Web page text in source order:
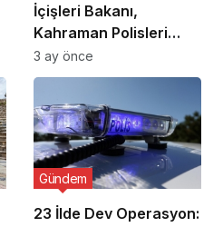
İçişleri Bakanı,
Kahraman Polisleri
Ziyaret Etti
3 ay önce
23 İlde Dev Operasyon:
Gündem